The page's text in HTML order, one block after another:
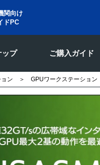
関向け
ドPC
ップ ご購入ガイド
ン ＞ GPUワークステーション